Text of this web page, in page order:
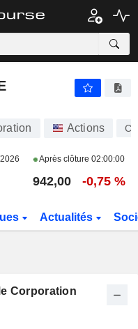
Actions
Après clôture 02:00:00
942,00 -0,75 %
Actualités
Corporation